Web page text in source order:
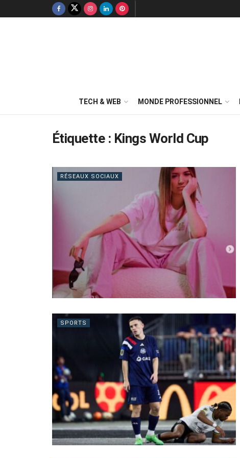
TECH & WEB MONDE PROFESSIONNEL
Étiquette : Kings World Cup
RÉSEAUX SOCIAUX
SPORTS